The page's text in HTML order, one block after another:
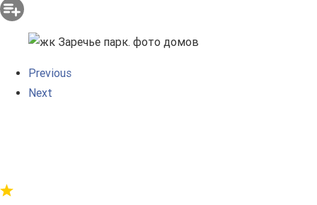
Previous
Next